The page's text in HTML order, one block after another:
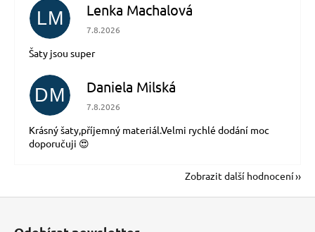
LM Lenka Machalová
Hodnocení obchodu je 5 z 5 hvězdiček.
7.8.2026
Šaty jsou super
DM Daniela Milská
Hodnocení obchodu je 5 z 5 hvězdiček.
7.8.2026
Krásný šaty,příjemný materiál.Velmi rychlé dodání moc
doporučuji 😍
Zobrazit další hodnocení